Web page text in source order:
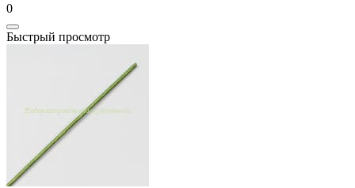
0
Быстрый просмотр